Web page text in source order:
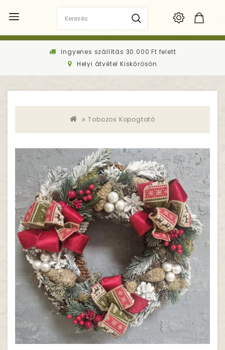
Ingyenes szállítás 30.000 Ft felett
Helyi átvétel Kiskőrösön
Tobozos Kopogtató